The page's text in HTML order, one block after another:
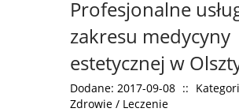
Profesjonalne
zakresu medycyny
estetycznej w
Dodane: 2017-09-08 ::
Zdrowie / Leczenie